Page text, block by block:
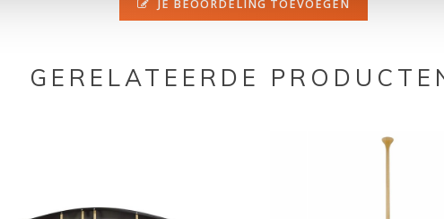
JE BEOORDELING TOEVOEGEN
GERELATEERDE